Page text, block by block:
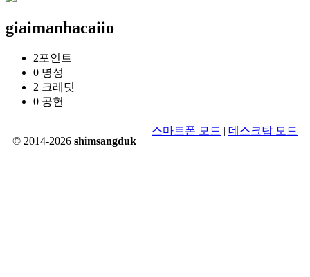
giaimanhacaiio
2포인트
0 명성
2 크레딧
0 공헌
© 2014-2026 shimsangduk
스마트폰 모드 | 데스크탑 모드